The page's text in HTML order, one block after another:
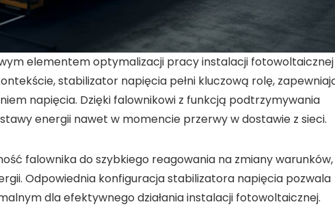
elementem optymalizacji pracyinstalacji fotowoltaicznej
stabilizator napięcia pełni kluczową rolę,
napięcia. Dzięki falownikowi z funkcją podtrzymywania
energii nawet w momencie przerwy w dostawie z sieci.
falownikado szybkiego reagowania na zmiany warunków,
Odpowiednia konfiguracjastabilizatora napięcia pozwala
dla efektywnego działaniainstalacji fotowoltaicznej.